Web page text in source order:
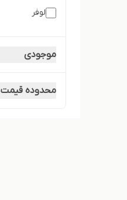
لوفر
موجودی
محدوده قیمت